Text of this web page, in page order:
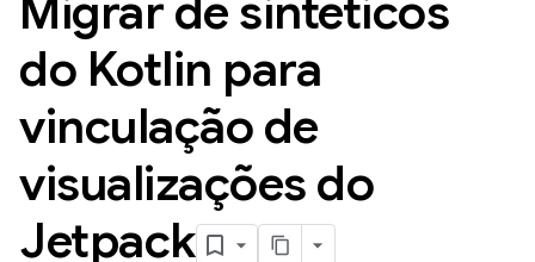
Migrar de sintéticos
do Kotlin para
vinculação de
visualizações do
Jetpack